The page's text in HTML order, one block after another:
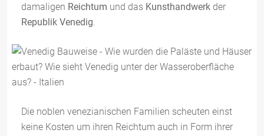
damaligen Reichtum und das Kunsthandwerk der
Republik Venedig.
Die noblen venezianischen Familien scheuten einst
keine Kosten um ihren Reichtum auch in Form ihrer